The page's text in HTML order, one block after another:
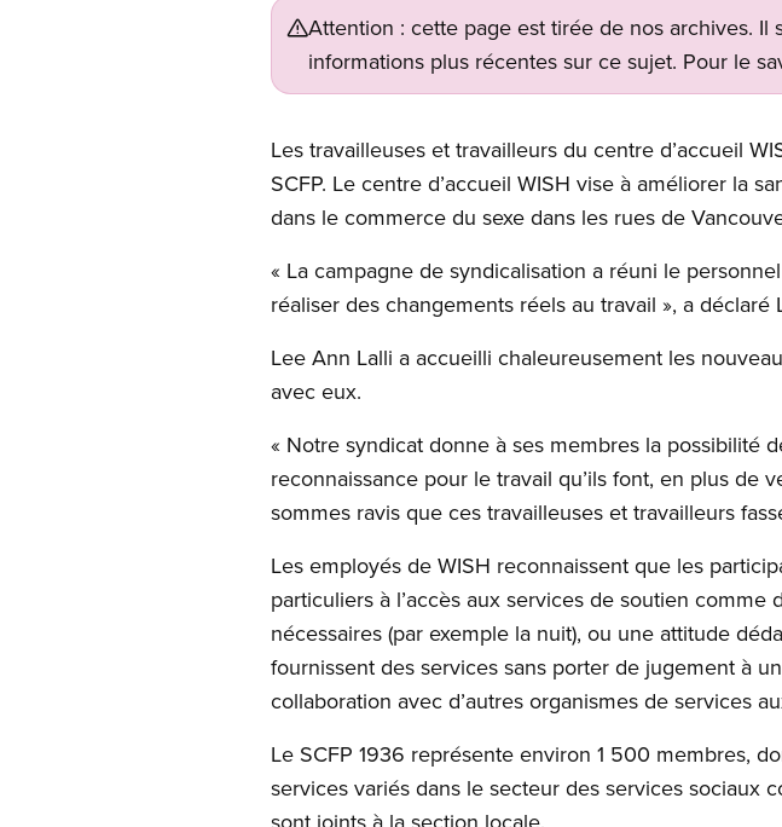
Attention : cette page est tirée de nos archives.
informations plus récentes sur ce sujet. Pour le
Les travailleuses et travailleurs du centre d’accueil
SCFP. Le centre d’accueil WISH vise à améliorer la
dans le commerce du sexe dans les rues de
« La campagne de syndicalisation a réuni le
réaliser des changements réels au travail », a
Lee Ann Lalli a accueilli chaleureusement les
avec eux.
« Notre syndicat donne à ses membres la possibilité
reconnaissance pour le travail qu’ils font, en plus de
sommes ravis que ces travailleuses et travailleurs
Les employés de WISH reconnaissent que les
particuliers à l’accès aux services de soutien
nécessaires (par exemple la nuit), ou une attitude
fournissent des services sans porter de jugement à
collaboration avec d’autres organismes de services
Le SCFP 1936 représente environ 1 500 membres,
services variés dans le secteur des services sociaux